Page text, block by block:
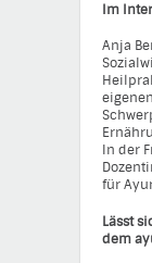
Im
Anja
In der
für
Lässt
dem